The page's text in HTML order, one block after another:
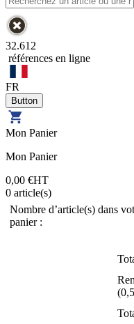
32.612
références en ligne
FR
Mon Panier
Mon Panier
0,00 €HT
0 article(s)
Nombre d’article(s) dans
panier :
(0,5